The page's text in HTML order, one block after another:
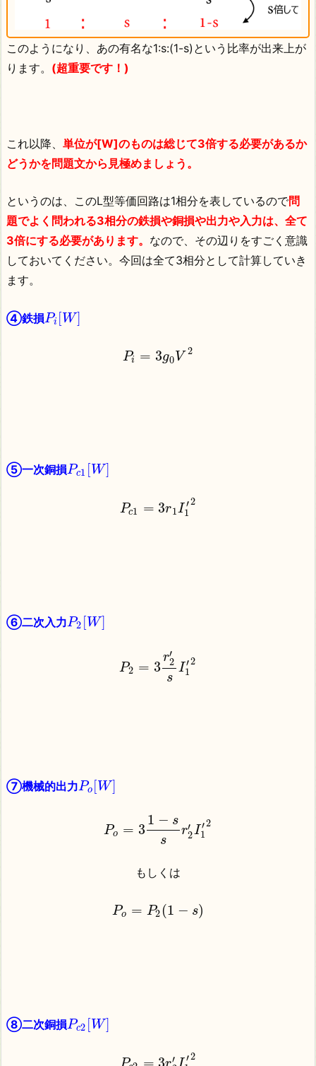
このようになり、あの有名な1:s:(1-s)という比率が出来上が
ります。 (超重要です！)
これ以降、 単位が[W]のものは総じて3倍する必要があるか
どうかを問題文から見極めましょう。
というのは、このL型等価回路は1相分を表しているので問
題でよく問われる3相分の鉄損や銅損や出力や入力は、全て
3倍にする必要があります。 なので、その辺りをすごく意識
しておいてください。今回は全て3相分として計算していき
ます。
④鉄損Pi [W]
Pi = 3g0 V 2
⑤一次銅損Pc1 [W]
Pc1 = 3r1I ′
1
2
⑥二次入力P2 [W]
P2 = 3
r′
2
s
I′
1
2
⑦機械的出力Po [W]
Po = 3
1 − s
s
r′
2I′
1
2
もしくは
Po = P2 (1 − s)
⑧二次銅損Pc2 [W]
= 3 ′ ′2